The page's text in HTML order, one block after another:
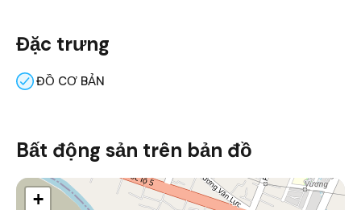
Đặc trưng
ĐỒ CƠ BẢN
Bất động sản trên bản đồ
+